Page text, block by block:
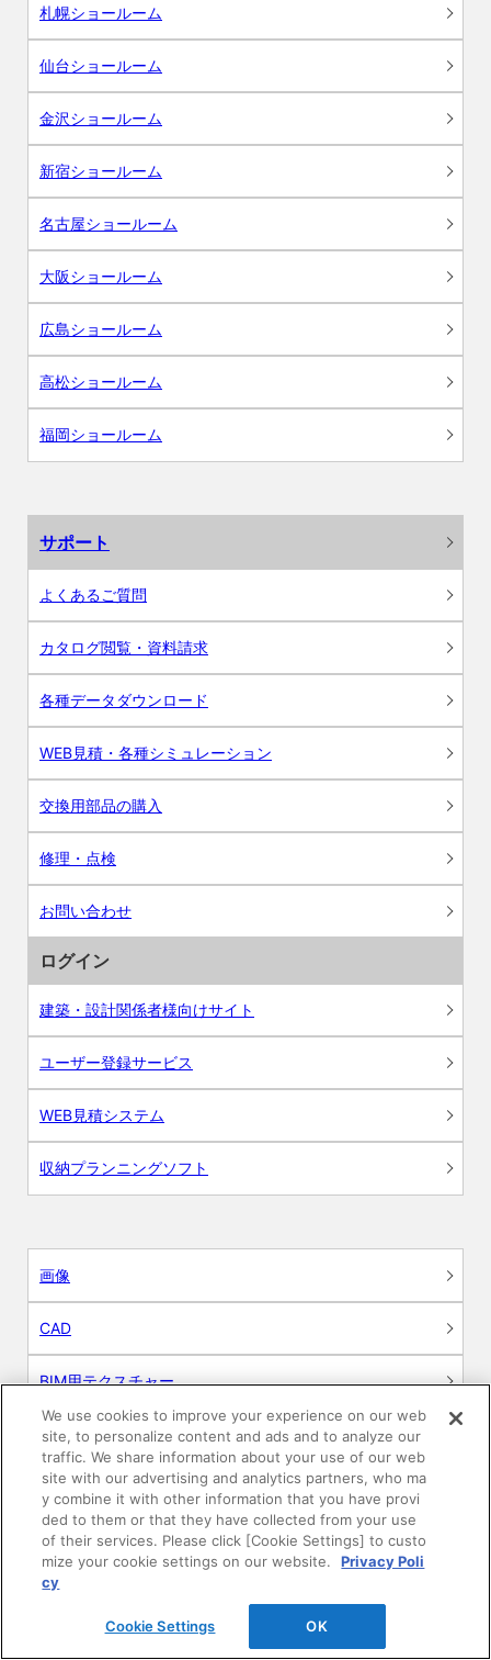
札幌ショールーム
仙台ショールーム
金沢ショールーム
新宿ショールーム
名古屋ショールーム
大阪ショールーム
広島ショールーム
高松ショールーム
福岡ショールーム
サポート
よくあるご質問
カタログ閲覧・資料請求
各種データダウンロード
WEB見積・各種シミュレーション
交換用部品の購入
修理・点検
お問い合わせ
ログイン
建築・設計関係者様向けサイト
ユーザー登録サービス
WEB見積システム
収納プランニングソフト
画像
CAD
BIM用テクスチャー
図面（PDF）
申請関係認定書類
施工・取扱説明書
動画
We use cookies to improve your experience on our web
site, to personalize content and ads and to analyze our
traffic. We share information about your use of our web
site with our advertising and analytics partners, who ma
y combine it with other information that you have provi
ded to them or that they have collected from your use
of their services. Please click [Cookie Settings] to custo
mize your cookie settings on our website.
Privacy Poli
cy
Cookie Settings OK